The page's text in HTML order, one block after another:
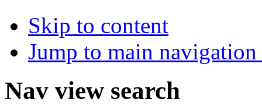
Skip to content
Jump to main
Nav view search